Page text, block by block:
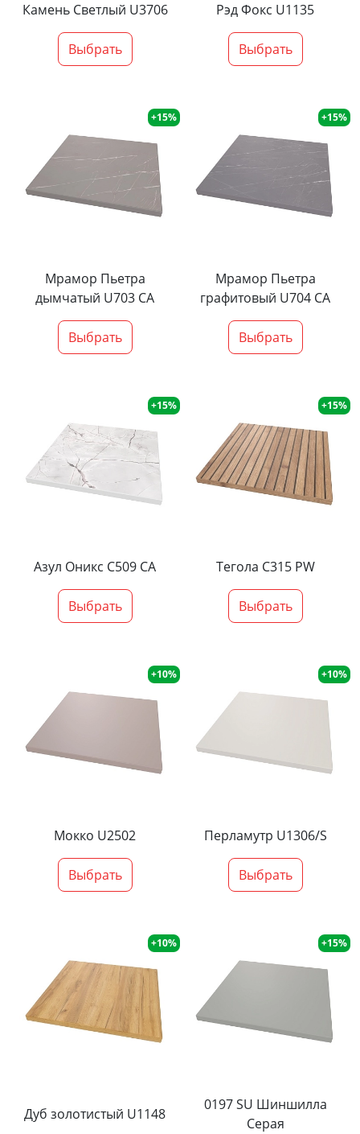
Камень Светлый U3706
Выбрать
Рэд Фокс U1135
Выбрать
+15%
Мрамор Пьетра
дымчатый U703 CA
Выбрать
+15%
Мрамор Пьетра
графитовый U704 CA
Выбрать
+15%
Азул Оникс С509 СА
Выбрать
+15%
Тегола С315 PW
Выбрать
+10%
Мокко U2502
Выбрать
+10%
Перламутр U1306/S
Выбрать
+10%
Дуб золотистый U1148
+15%
0197 SU Шиншилла
Серая